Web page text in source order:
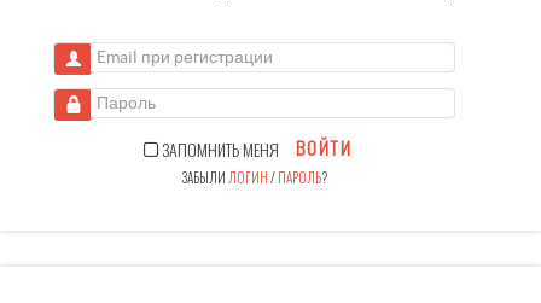
Email при регистрации
Пароль
ЗАПОМНИТЬ МЕНЯ ВОЙТИ
ЗАБЫЛИ ЛОГИН/ПАРОЛЬ?